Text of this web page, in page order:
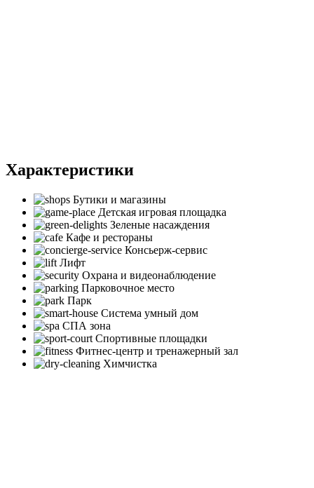
Характеристики
Бутики и магазины
Детская игровая площадка
Зеленые насаждения
Кафе и рестораны
Консьерж-сервис
Лифт
Охрана и видеонаблюдение
Парковочное место
Парк
Система умный дом
СПА зона
Спортивные площадки
Фитнес-центр и тренажерный зал
Химчистка